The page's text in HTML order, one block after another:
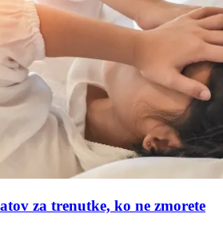
za trenutke, ko ne zmorete